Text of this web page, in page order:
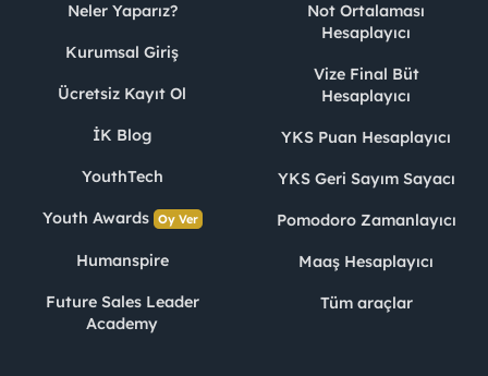
Neler Yaparız?
Kurumsal Giriş
Ücretsiz Kayıt Ol
İK Blog
YouthTech
Youth Awards Oy Ver
Humanspire
Future Sales Leader
Academy
Not Ortalaması
Hesaplayıcı
Vize Final Büt
Hesaplayıcı
YKS Puan Hesaplayıcı
YKS Geri Sayım Sayacı
Pomodoro Zamanlayıcı
Maaş Hesaplayıcı
Tüm araçlar